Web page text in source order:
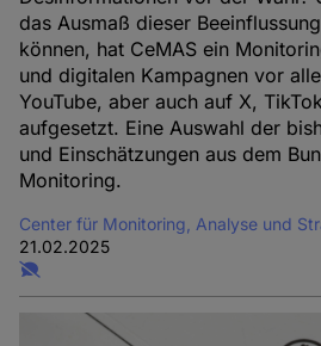
das Ausmaß dieser
können, hat CeMAS ein
und digitalen Kampagnen vor
YouTube, aber auch auf X,
aufgesetzt. Eine Auswahl der
und Einschätzungen aus dem
Monitoring.
Center für Monitoring, Analyse und
21.02.2025